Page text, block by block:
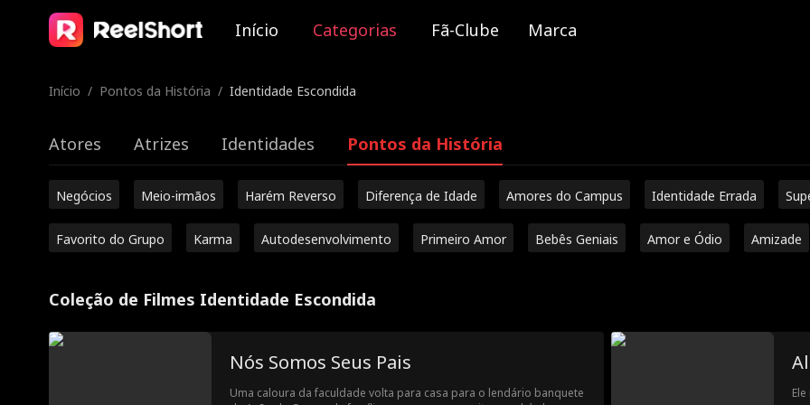
Início Categorias Fã-Clube Marca
Início / Pontos da História / Identidade Escondida
Atores Atrizes Identidades Pontos da História
Negócios Meio-irmãos Harém Reverso Diferença de Idade Amores do Campus Identidade Errada
Favorito do Grupo Karma Autodesenvolvimento Primeiro Amor Bebês Geniais Amor e Ódio Amizade
Coleção de Filmes Identidade Escondida
Nós Somos Seus Pais
Uma caloura da faculdade volta para casa para o lendário banquete